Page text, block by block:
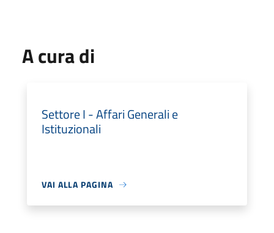
A cura di
Settore I - Affari Generali e
Istituzionali
VAI ALLA PAGINA